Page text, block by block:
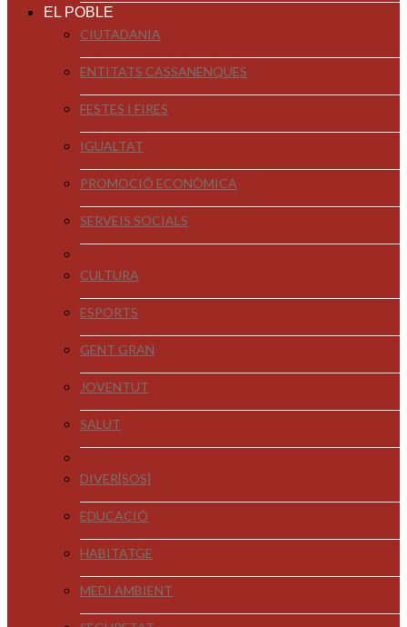
EL POBLE
CIUTADANIA
ENTITATS CASSANENQUES
FESTES I FIRES
IGUALTAT
PROMOCIÓ ECONÒMICA
SERVEIS SOCIALS
CULTURA
ESPORTS
GENT GRAN
JOVENTUT
SALUT
DIVER[SOS]
EDUCACIÓ
HABITATGE
MEDI AMBIENT